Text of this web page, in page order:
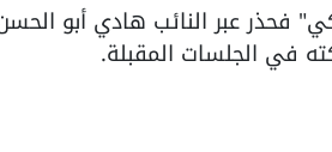
فحذر عبر النائب هادي أبو
في الجلسات المقبلة.